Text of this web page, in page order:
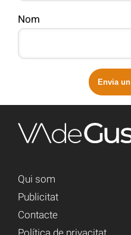
Nom
Qui som
Publicitat
Contacte